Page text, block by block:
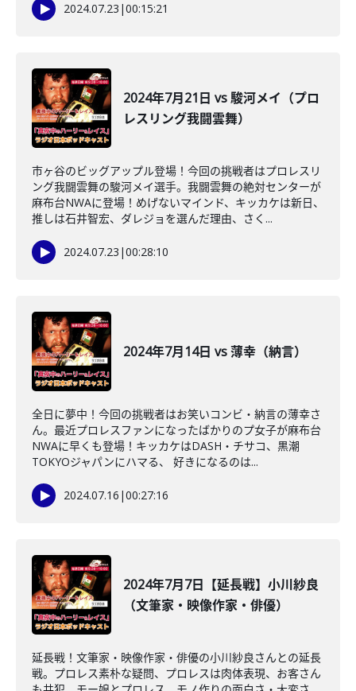
2024.07.23 |00:15:21
2024年7月21日 vs 駿河メイ（プロ
レスリング我闘雲舞）
市ヶ谷のビッグアップル登場！今回の挑戦者はプロレスリ
ング我闘雲舞の駿河メイ選手。我闘雲舞の絶対センターが
麻布台NWAに登場！めげないマインド、キッカケは新日、
推しは石井智宏、ダレジョを選んだ理由、さく...
2024.07.23 |00:28:10
2024年7月14日 vs 薄幸（納言）
全日に夢中！今回の挑戦者はお笑いコンビ・納言の薄幸さ
ん。最近プロレスファンになったばかりのプ女子が麻布台
NWAに早くも登場！キッカケはDASH・チサコ、黒潮
TOKYOジャパンにハマる、 好きになるのは...
2024.07.16 |00:27:16
2024年7月7日【延長戦】小川紗良
（文筆家・映像作家・俳優）
延長戦！文筆家・映像作家・俳優の小川紗良さんとの延長
戦。プロレス素朴な疑問、プロレスは肉体表現、お客さん